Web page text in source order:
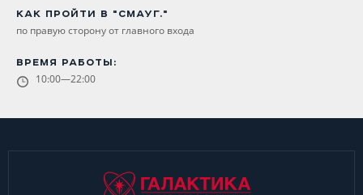
КАК ПРОЙТИ В "СМАУГ."
по правую сторону от главного входа
ВРЕМЯ РАБОТЫ:
10:00—22:00